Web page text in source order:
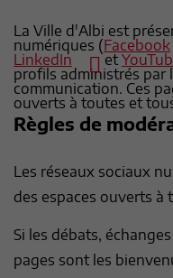
La Ville d'Albi est
numériques (Facebook
LinkedIn
et
profils administrés par
communication. Ces
ouverts à toutes et
Règles de
Les réseaux sociaux
des espaces ouverts à
Si les débats,
pages sont les